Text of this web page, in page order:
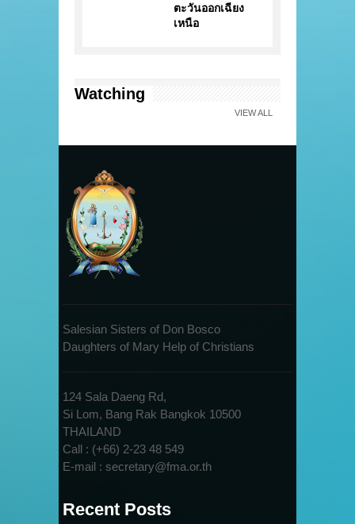
ตะวันออกเฉียง
เหนือ
Watching
VIEW ALL
Salesian Sisters of Don Bosco
Daughters of Mary Help of Christians
124 Sala Daeng Rd,
Si Lom, Bang Rak Bangkok 10500
THAILAND
Call : (+66) 2-23 48 549
E-mail : secretary@fma.or.th
Recent Posts